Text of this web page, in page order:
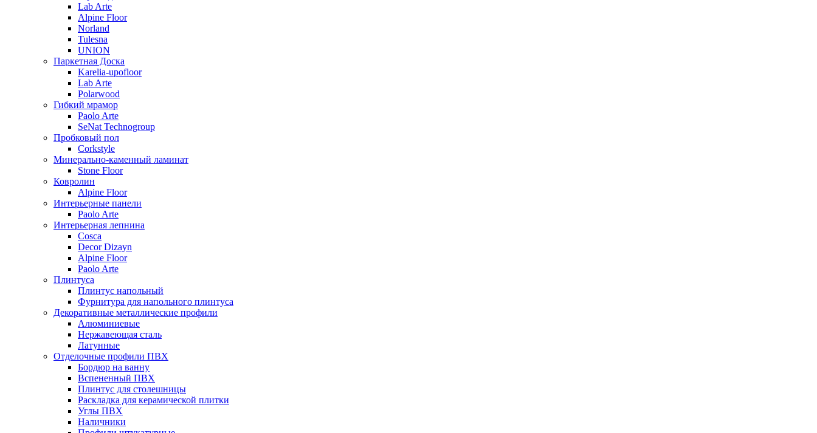
Lab Arte
Alpine Floor
Norland
Tulesna
UNION
Паркетная Доска
Karelia-upofloor
Lab Arte
Polarwood
Гибкий мрамор
Paolo Arte
SeNat Technogroup
Пробковый пол
Corkstyle
Минерально-каменный ламинат
Stone Floor
Ковролин
Alpine Floor
Интерьерные панели
Paolo Arte
Интерьерная лепнина
Cosca
Decor Dizayn
Alpine Floor
Paolo Arte
Плинтуса
Плинтус напольный
Фурнитура для напольного плинтуса
Декоративные металлические профили
Алюминиевые
Нержавеющая сталь
Латунные
Отделочные профили ПВХ
Бордюр на ванну
Вспененный ПВХ
Плинтус для столешницы
Раскладка для керамической плитки
Углы ПВХ
Наличники